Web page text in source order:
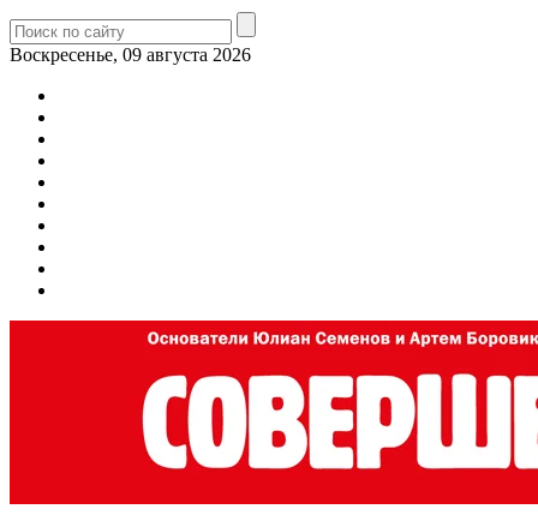
Воскресенье, 09 августа 2026